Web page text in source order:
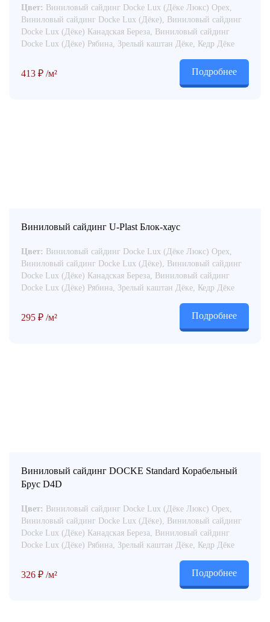
Цвет: Виниловый сайдинг Docke Lux (Дёке Люкс) Орех,
Виниловый сайдинг Docke Lux (Дёке), Виниловый сайдинг
Docke Lux (Дёке) Канадская Береза, Виниловый сайдинг
Docke Lux (Дёке) Рябина, Зрелый каштан Дёке, Кедр Дёке
413 ₽ /м² Подробнее
Виниловый сайдинг U-Plast Блок-хаус
Цвет: Виниловый сайдинг Docke Lux (Дёке Люкс) Орех,
Виниловый сайдинг Docke Lux (Дёке), Виниловый сайдинг
Docke Lux (Дёке) Канадская Береза, Виниловый сайдинг
Docke Lux (Дёке) Рябина, Зрелый каштан Дёке, Кедр Дёке
295 ₽ /м² Подробнее
Виниловый сайдинг DOCKE Standard Корабельный
Брус D4D
Цвет: Виниловый сайдинг Docke Lux (Дёке Люкс) Орех,
Виниловый сайдинг Docke Lux (Дёке), Виниловый сайдинг
Docke Lux (Дёке) Канадская Береза, Виниловый сайдинг
Docke Lux (Дёке) Рябина, Зрелый каштан Дёке, Кедр Дёке
326 ₽ /м² Подробнее